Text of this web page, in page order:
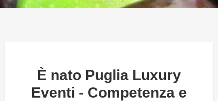
È nato Puglia Luxury
Eventi - Competenza e